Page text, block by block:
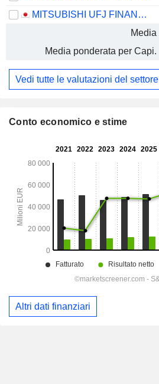
MITSUBISHI UFJ FINANCIAL GROUP, INC.
Media
Media ponderata per Capi.
Vedi tutte le valutazioni del settore
Conto economico e stime
Altri dati finanziari